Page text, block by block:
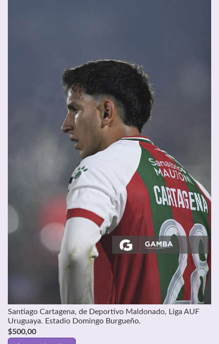
Santiago Cartagena, de Deportivo Maldonado, Liga AUF
Uruguaya. Estadio Domingo Burgueño.
$500,00